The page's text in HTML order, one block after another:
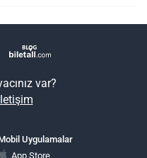
var?
Uygulamalar
App Store